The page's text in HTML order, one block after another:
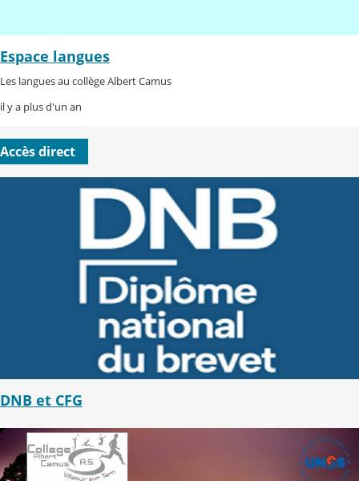
Espace langues
Les langues au collège Albert Camus
il y a plus d'un an
Accès direct
DNB et CFG